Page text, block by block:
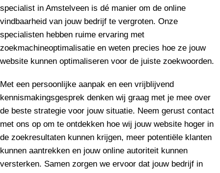
specialist in Amstelveen is dé manier om de online
vindbaarheid van jouw bedrijf te vergroten. Onze
specialisten hebben ruime ervaring met
zoekmachineoptimalisatie en weten precies hoe ze jouw
website kunnen optimaliseren voor de juiste zoekwoorden.
Met een persoonlijke aanpak en een vrijblijvend
kennismakingsgesprek denken wij graag met je mee over
de beste strategie voor jouw situatie. Neem gerust contact
met ons op om te ontdekken hoe wij jouw website hoger in
de zoekresultaten kunnen krijgen, meer potentiële klanten
kunnen aantrekken en jouw online autoriteit kunnen
versterken. Samen zorgen we ervoor dat jouw bedrijf in